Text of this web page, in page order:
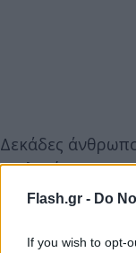
Flash.gr - Do
If you wish to opt-
Δεκάδες
εκκλησία
επιθετικός της